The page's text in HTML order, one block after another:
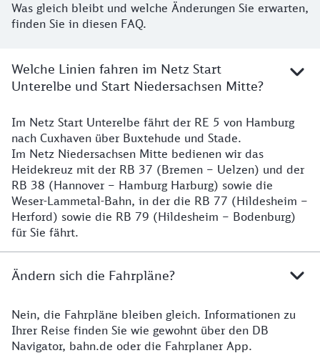
Was gleich bleibt und welche Änderungen Sie erwarten,
finden Sie in diesen FAQ.
Welche Linien fahren im Netz Start
Unterelbe und Start Niedersachsen Mitte?
Details
Im Netz Start Unterelbe fährt der RE 5 von Hamburg
nach Cuxhaven über Buxtehude und Stade.
Im Netz Niedersachsen Mitte bedienen wir das
Heidekreuz mit der RB 37 (Bremen – Uelzen) und der
RB 38 (Hannover – Hamburg Harburg) sowie die
Weser-Lammetal-Bahn, in der die RB 77 (Hildesheim –
Herford) sowie die RB 79 (Hildesheim – Bodenburg)
für Sie fährt.
Ändern sich die Fahrpläne?
Details zu den Fahrplänen
Nein, die Fahrpläne bleiben gleich. Informationen zu
Ihrer Reise finden Sie wie gewohnt über den DB
Navigator, bahn.de oder die Fahrplaner App.